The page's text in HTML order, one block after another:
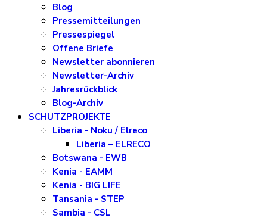
Blog
Pressemitteilungen
Pressespiegel
Offene Briefe
Newsletter abonnieren
Newsletter-Archiv
Jahresrückblick
Blog-Archiv
SCHUTZPROJEKTE
Liberia - Noku / Elreco
Liberia – ELRECO
Botswana - EWB
Kenia - EAMM
Kenia - BIG LIFE
Tansania - STEP
Sambia - CSL